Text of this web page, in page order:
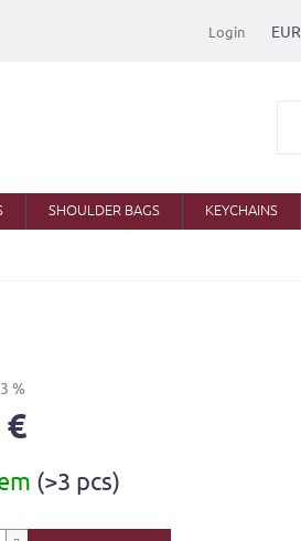
EUR
Login
SHOULDER BAGS KEYCHAINS
%
(>3 pcs)